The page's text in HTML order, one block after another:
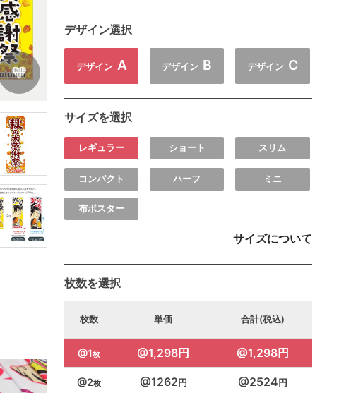
デザイン選択
デザイン A デザイン B デザイン C
サイズを選択
レギュラー ショート スリム
コンパクト ハーフ ミニ
布ポスター
サイズについて
枚数を選択
枚数 単価 合計(税込)
1 1,298円 1,298円
2 1262 2524